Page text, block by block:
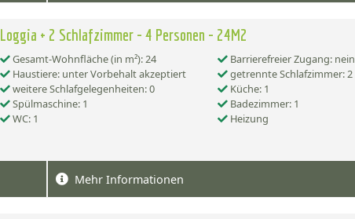
Loggia + 2 Schlafzimmer - 4 Personen - 24M2
Gesamt-Wohnfläche (in m²): 24
Barrierefreier Zugang: nein
Haustiere: unter Vorbehalt akzeptiert
getrennte Schlafzimmer: 2
weitere Schlafgelegenheiten: 0
Küche: 1
Spülmaschine: 1
Badezimmer: 1
WC: 1
Heizung
Mehr Informationen